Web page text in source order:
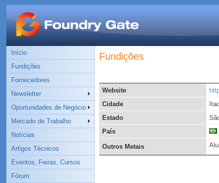
Início
Fundições
Fornecedores
Newsletter
Oportunidades de Negócio
Mercado de Trabalho
Notícias
Artigos Técnicos
Eventos, Feiras, Cursos
Fórum
Fundições
Website
Cidade
Estado
País
Outros Metais